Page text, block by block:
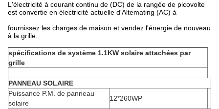
L'électricité à courant continu de (DC) de la rangée de picovolte
est convertie en électricité actuelle d'Altemating (AC) à
fournissez les charges de maison et vendez l'énergie de nouveau
à la grille.
spécifications de système 1.1KW solaire attachées par
grille
PANNEAU SOLAIRE
Puissance P.M. de panneau
solaire
12*260WP